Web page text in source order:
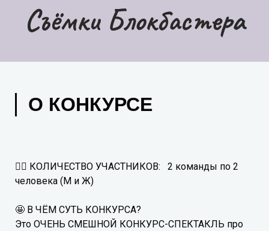
Съёмки Блокбастера
О КОНКУРСЕ
🙋‍♂️ КОЛИЧЕСТВО УЧАСТНИКОВ: 2 команды по 2
человека (М и Ж)
🤩 В ЧЁМ СУТЬ КОНКУРСА?
Это ОЧЕНЬ СМЕШНОЙ КОНКУРС-СПЕКТАКЛЬ про